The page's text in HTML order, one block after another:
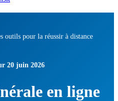
outils pour la réussir à distance
20 juin 2026
en ligne